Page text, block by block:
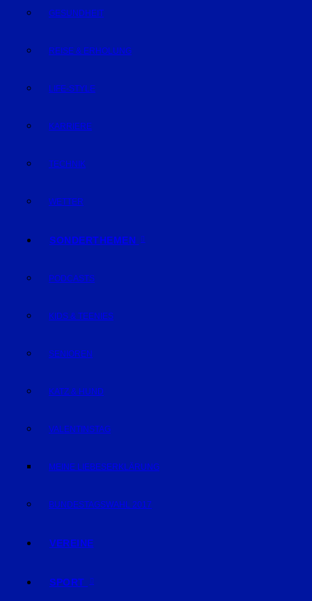
GESUNDHEIT
REISE & ERHOLUNG
LIFE-STYLE
KARRIERE
TECHNIK
WETTER
SONDERTHEMEN
PODCASTS
KIDS & TEENIES
SENIOREN
KATZ & HUND
VALENTINSTAG
MEINE LIEBESERKLÄRUNG
BUNDESTAGSWAHL 2017
VEREINE
SPORT